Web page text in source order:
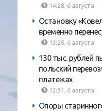
14:28, 6 августа
Остановку
временно
13:28, 6 августа
130 тыс. рублей
польский
платежах
12:31, 6 августа
Опоры